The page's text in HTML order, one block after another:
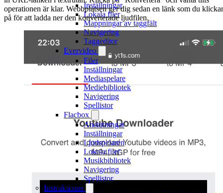
Inställningar
Lokala filer
Mappningar av taggfält
Navigering
Taggeditor
Evervideo
Filer
Inställningar
Mediaspelare
Mediebibliotek
Navigering
Spellistor
Flacbox
Anslutningar
Inställningar
Ljudspelaren
Lokala filer
Musikbibliotek
Navigering
Spellistor
Instruktioner
operationen är klar. Webbplatsen ger dig sedan en länk som du klickar
på för att ladda ner den konverterade ljudfilen.